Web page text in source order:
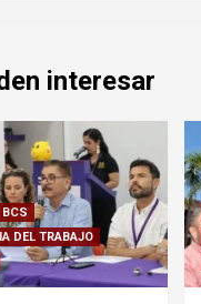
interesar
BCS
DEL TRABAJO